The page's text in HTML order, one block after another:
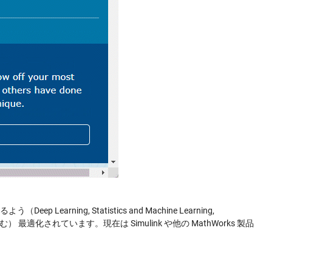
よう（Deep Learning, Statistics and Machine Learning,
） 最適化されています。現在は Simulink や他の MathWorks 製品